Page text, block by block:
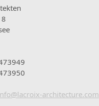
architecture.com